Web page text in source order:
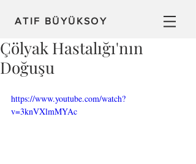
ATIF BÜYÜKSOY
Çölyak Hastalığı'nın
Doğuşu
https://www.youtube.com/watch?
v=3knVXlmMYAc